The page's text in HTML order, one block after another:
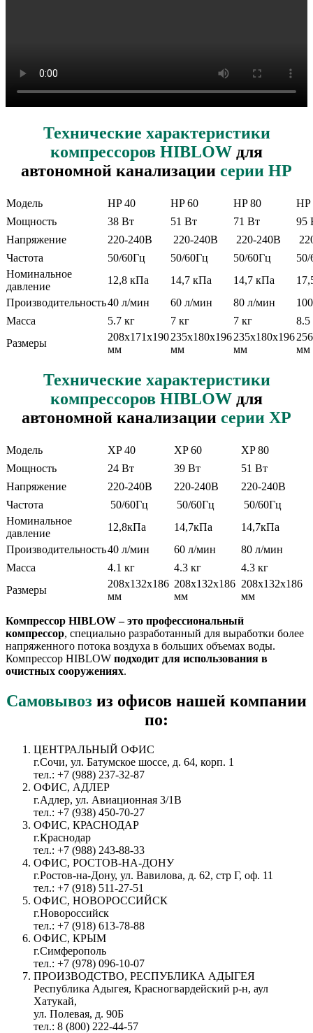
Технические характеристики
компрессоров HIBLOW для
автономной канализации серии HP
Модель HP 40 HP 60 HP 80
HP
Мощность
38 Вт 51 Вт 71 Вт
95
Напряжение
220-240В 220-240В 220-240В
Частота
50/60Гц 50/60Гц 50/60Гц
Номинальное
давление
12,8 кПа 14,7 кПа 14,7 кПа
Производительность40 л/мин 60 л/мин 80 л/мин
Масса
5.7 кг 7 кг 7 кг
8.5
Размеры
208х171х190
мм
235х180х196
мм
235х180х196
мм
мм
Технические характеристики
компрессоров HIBLOW для
автономной канализации серии XP
Модель XP 40 XP 60
XP 80
Мощность
24 Вт 39 Вт
51 Вт
Напряжение
220-240В 220-240В
220-240В
Частота
50/60Гц 50/60Гц
50/60Гц
Номинальное
давление
12,8кПа 14,7кПа
14,7кПа
Производительность40 л/мин 60 л/мин
80 л/мин
Масса
4.1 кг 4.3 кг
4.3 кг
Размеры
208х132х186
мм
208х132х186
мм
208х132х186
мм
Компрессор HIBLOW – это профессиональный
компрессор, специально разработанный для выработки более
напряженного потока воздуха в больших объемах воды.
Компрессор HIBLOW подходит для использования в
очистных сооружениях.
Самовывоз из офисов нашей компании
по:
ЦЕНТРАЛЬНЫЙ ОФИС
г.Сочи, ул. Батумское шоссе, д. 64, корп. 1
тел.: +7 (988) 237-32-87
ОФИС, АДЛЕР
г.Адлер, ул. Авиационная 3/1В
тел.: +7 (938) 450-70-27
ОФИС, КРАСНОДАР
г.Краснодар
тел.: +7 (988) 243-88-33
ОФИС, РОСТОВ-НА-ДОНУ
г.Ростов-на-Дону, ул. Вавилова, д. 62, стр Г, оф. 11
тел.: +7 (918) 511-27-51
ОФИС, НОВОРОССИЙСК
г.Новороссийск
тел.: +7 (918) 613-78-88
ОФИС, КРЫМ
г.Симферополь
тел.: +7 (978) 096-10-07
ПРОИЗВОДСТВО, РЕСПУБЛИКА АДЫГЕЯ
Республика Адыгея, Красногвардейский р-н, аул
Хатукай,
ул. Полевая, д. 90Б
тел.: 8 (800) 222-44-57